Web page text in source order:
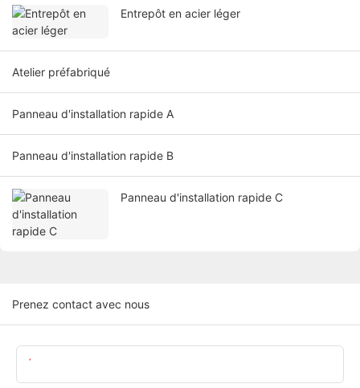
Entrepôt en acier léger
Atelier préfabriqué
Panneau d'installation rapide A
Panneau d'installation rapide B
Panneau d'installation rapide C
Prenez contact avec nous